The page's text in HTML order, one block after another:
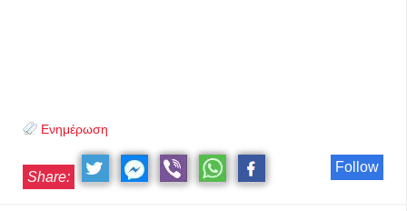
Ενημέρωση
Follow
Share: